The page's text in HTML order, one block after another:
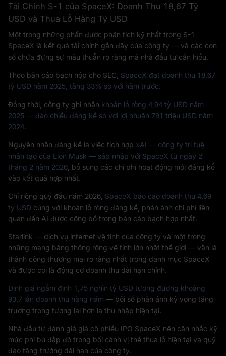
Tài Chính S-1 của SpaceX: Doanh Thu 18,67 Tỷ
USD và Thua Lỗ Hàng Tỷ USD
Một trong những phần được phân tích kỹ nhất trong S-1
SpaceX là kết quả tài chính gần đây của công ty — và các con
số chứa đựng sự mâu thuẫn rõ ràng mà nhà đầu tư cần hiểu.
Theo bản cáo bạch nộp cho SEC, SpaceX đạt doanh thu 18,67
tỷ USD năm 2025, tăng 33% so với năm trước.
Đồng thời, công ty ghi nhận khoản lỗ ròng 4,94 tỷ USD năm
2025 — đảo chiều đáng kể so với lợi nhuận 791 triệu USD năm
2024.
Nguyên nhân đáng kể là việc tích hợp xAI — công ty trí tuệ
nhân tạo của Elon Musk — sáp nhập với SpaceX từ ngày 2
tháng 2 năm 2026 , bổ sung các chi phí hoạt động mới đáng kể
vào kết quả hợp nhất.
Chỉ riêng quý đầu năm 2026, SpaceX báo cáo doanh thu 4,69
tỷ USD cùng với khoản lỗ ròng đáng kể, phản ánh chi phí liên
quan đến AI được công bố trong bản cáo bạch hợp nhất.
Starlink — dịch vụ internet vệ tinh của công ty và một trong
những mạng băng thông rộng vệ tinh lớn nhất thế giới — vẫn là
thành công thương mại rõ ràng nhất trong danh mục SpaceX
và được coi là động cơ doanh thu dài hạn chính.
Định giá ngầm định 1,75 nghìn tỷ USD tương đương khoảng
93,7 lần doanh thu hàng năm — bội số phản ánh kỳ vọng tăng
trưởng trong tương lai hơn là thu nhập hiện tại.
Nhà đầu tư đánh giá giá cổ phiếu IPO SpaceX nên cân nhắc kỹ
mức phí bù đắp đó trong bối cảnh vị thế thua lỗ hiện tại và quỹ
đạo tăng trưởng dài hạn của công ty.